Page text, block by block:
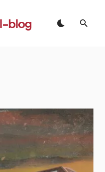
blog